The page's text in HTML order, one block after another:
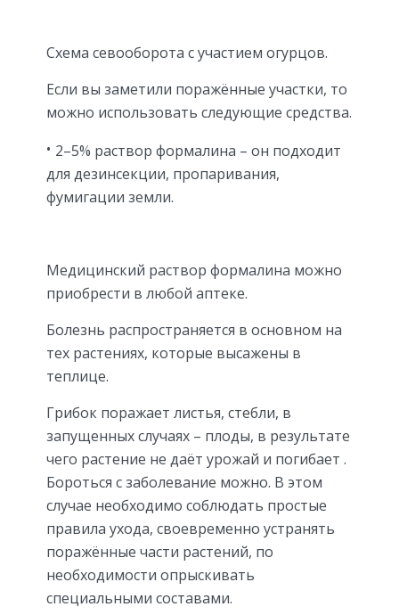
Схема севооборота с участием огурцов.
Если вы заметили поражённые участки, то
можно использовать следующие средства.
2–5% раствор формалина – он подходит
для дезинсекции, пропаривания,
фумигации земли.
Медицинский раствор формалина можно
приобрести в любой аптеке.
Болезнь распространяется в основном на
тех растениях, которые высажены в
теплице.
Грибок поражает листья, стебли, в
запущенных случаях – плоды, в результате
чего растение не даёт урожай и погибает .
Бороться с заболевание можно. В этом
случае необходимо соблюдать простые
правила ухода, своевременно устранять
поражённые части растений, по
необходимости опрыскивать
специальными составами.